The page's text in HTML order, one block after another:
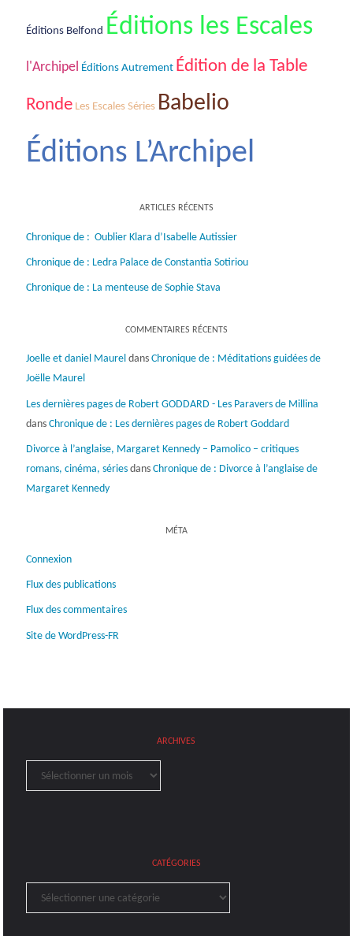
Éditions Belfond Éditions les Escales
l'Archipel Éditions Autrement Édition de la Table
Ronde Les Escales Séries Babelio
Éditions L’Archipel
ARTICLES RÉCENTS
Chronique de : Oublier Klara d’Isabelle Autissier
Chronique de : Ledra Palace de Constantia Sotiriou
Chronique de : La menteuse de Sophie Stava
COMMENTAIRES RÉCENTS
Joelle et daniel Maureldans Chronique de : Méditations guidées de
Joëlle Maurel
Les dernières pages de Robert GODDARD - Les Paravers de Millina
dans Chronique de : Les dernières pages de Robert Goddard
Divorce à l’anglaise, Margaret Kennedy – Pamolico – critiques
romans, cinéma, sériesdans Chronique de : Divorce à l’anglaise de
Margaret Kennedy
MÉTA
Connexion
Flux des publications
Flux des commentaires
Site de WordPress-FR
ARCHIVES
Archives
CATÉGORIES
Catégories